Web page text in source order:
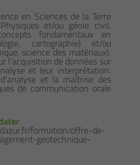
en Sciences de la Terre
et/ou génie civil.
fondamentaux en
cartographie) et/ou
science des matériaux).
l’acquisition de données sur
et leur interprétation.
et la maîtrise des
de communication orale
formation/offre-de-
geotechnique-